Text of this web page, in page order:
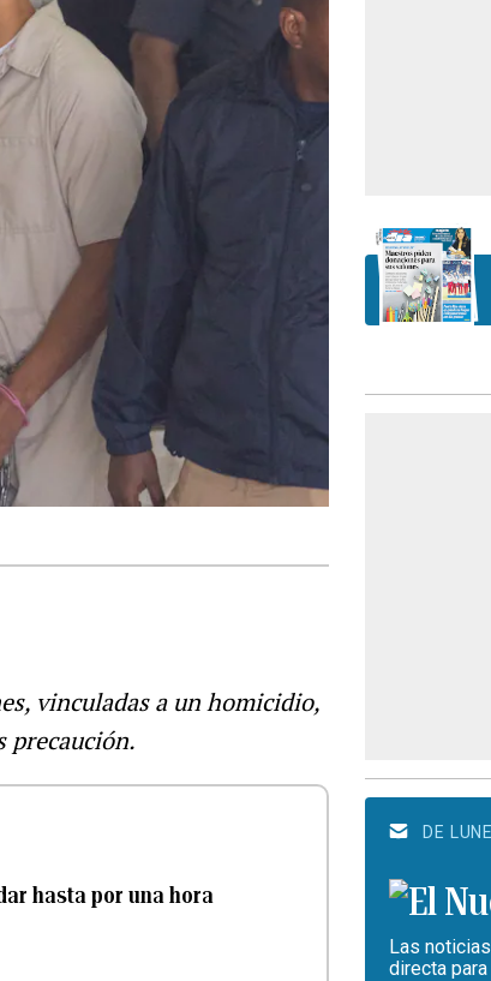
vinculadas a un homicidio,
precaución.
hasta por una hora
DE
Las
directa